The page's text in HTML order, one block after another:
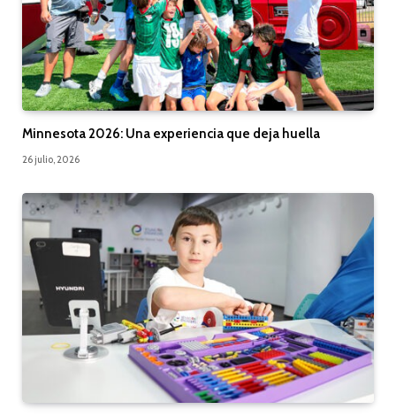
Minnesota 2026: Una experiencia que deja huella
26 julio, 2026